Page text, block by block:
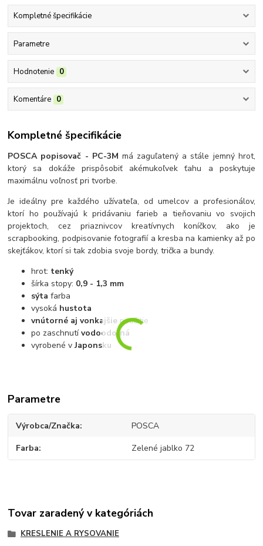
Kompletné špecifikácie
Parametre
Hodnotenie 0
Komentáre 0
Kompletné špecifikácie
POSCA popisovač - PC-3M má zaguľatený a stále jemný hrot,
ktorý sa dokáže prispôsobiť akémukoľvek ťahu a poskytuje
maximálnu voľnosť pri tvorbe.
Je ideálny pre každého užívateľa, od umelcov a profesionálov,
ktorí ho používajú k pridávaniu farieb a tieňovaniu vo svojich
projektoch, cez priaznivcov kreatívnych koníčkov, ako je
scrapbooking, podpisovanie fotografií a kresba na kamienky až po
skejťákov, ktorí si tak zdobia svoje bordy, trička a bundy.
hrot: tenký
šírka stopy: 0,9 - 1,3 mm
sýtafarba
vysoká hustota
vnútorné aj vonkajšie použitie
po zaschnutívodoodolná
vyrobené vJaponsku
Parametre
Výrobca/Značka POSCA
Farba Zelené jablko 72
Tovar zaradený v kategóriách
KRESLENIE A RYSOVANIE